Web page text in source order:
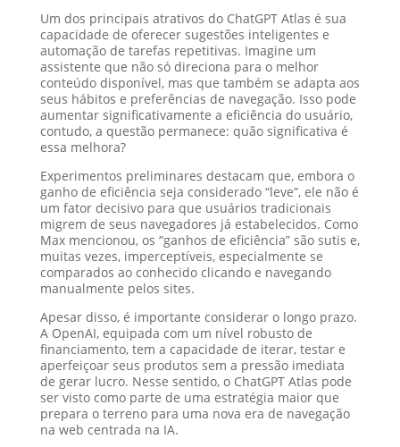
Um dos principais atrativos do ChatGPT Atlas é sua
capacidade de oferecer sugestões inteligentes e
automação de tarefas repetitivas. Imagine um
assistente que não só direciona para o melhor
conteúdo disponível, mas que também se adapta aos
seus hábitos e preferências de navegação. Isso pode
aumentar significativamente a eficiência do usuário,
contudo, a questão permanece: quão significativa é
essa melhora?
Experimentos preliminares destacam que, embora o
ganho de eficiência seja considerado “leve”, ele não é
um fator decisivo para que usuários tradicionais
migrem de seus navegadores já estabelecidos. Como
Max mencionou, os “ganhos de eficiência” são sutis e,
muitas vezes, imperceptíveis, especialmente se
comparados ao conhecido clicando e navegando
manualmente pelos sites.
Apesar disso, é importante considerar o longo prazo.
A OpenAI, equipada com um nível robusto de
financiamento, tem a capacidade de iterar, testar e
aperfeiçoar seus produtos sem a pressão imediata
de gerar lucro. Nesse sentido, o ChatGPT Atlas pode
ser visto como parte de uma estratégia maior que
prepara o terreno para uma nova era de navegação
na web centrada na IA.